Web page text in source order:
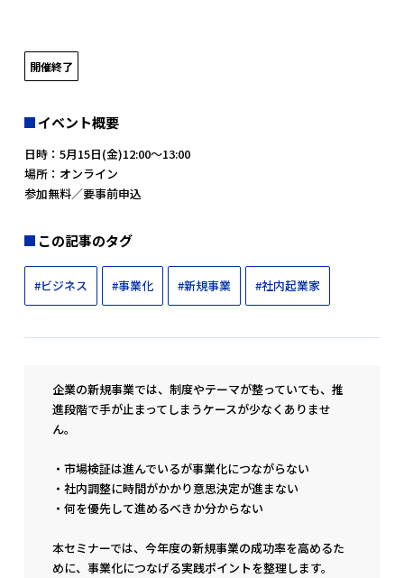
開催終了
イベント概要
日時：5月15日(金)12:00～13:00
場所：オンライン
参加無料／要事前申込
この記事のタグ
#ビジネス #事業化 #新規事業 #社内起業家
企業の新規事業では、制度やテーマが整っていても、推
進段階で手が止まってしまうケースが少なくありませ
ん。
・市場検証は進んでいるが事業化につながらない
・社内調整に時間がかかり意思決定が進まない
・何を優先して進めるべきか分からない
本セミナーでは、今年度の新規事業の成功率を高めるた
めに、事業化につなげる実践ポイントを整理します。